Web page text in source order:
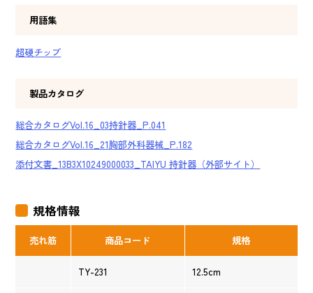
用語集
超硬チップ
製品カタログ
総合カタログVol.16_03持針器_P.041
総合カタログVol.16_21胸部外科器械_P.182
添付文書_13B3X10249000033_TAIYU 持針器（外部サイト）
規格情報
売れ筋 商品コード 規格
TY-231 12.5cm